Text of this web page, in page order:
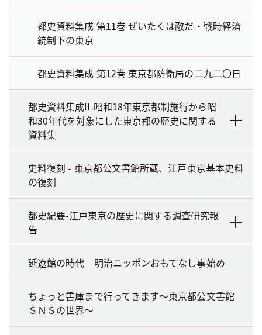
都史資料集成 第11巻 ぜいたくは敵だ・戦時経済
統制下の東京
都史資料集成 第12巻 東京都防衛局の二九二〇日
都史資料集成II-昭和18年東京都制施行から昭
和30年代を対象にした東京都の歴史に関する
資料集
史料復刻 - 東京都公文書館所蔵、江戸東京基本史料
の復刻
都史紀要-江戸東京の歴史に関する調査研究報
告
延遼館の時代 明治ニッポンおもてなし事始め
ちょっと書庫まで行ってきます～東京都公文書館
ＳＮＳの世界～